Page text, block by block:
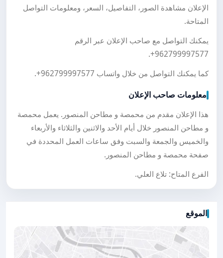
الإعلان مشاهدة الصور، التفاصيل، السعر، ومعلومات التواصل
المتاحة.
يمكنك التواصل مع صاحب الإعلان عبر الرقم
+962799997577
.
كما يمكنك التواصل من خلال واتساب +962799997577
.
معلومات صاحب الإعلان
هذا الإعلان مقدم من محمصة و مطاحن المنصور. يعمل محمصة
و مطاحن المنصور خلال أيام الأحد والاثنين والثلاثاء والأربعاء
والخميس والجمعة والسبت وفق ساعات العمل المحددة في
صفحة محمصة و مطاحن المنصور.
الفرع المتاح: تلاع العلي.
الموقع